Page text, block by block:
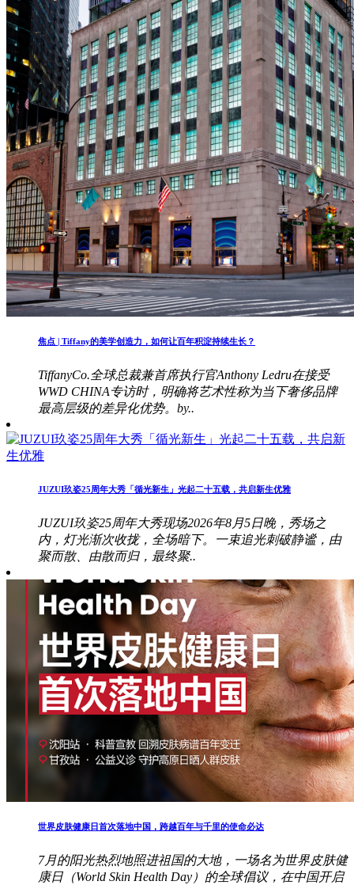
焦点 | Tiffany的美学创造力，如何让百年积淀持续生长？
TiffanyCo.全球总裁兼首席执行官Anthony Ledru在接受
WWD CHINA专访时，明确将艺术性称为当下奢侈品牌
最高层级的差异化优势。by..
JUZUI玖姿25周年大秀「循光新生」光起二十五载，共启新生优雅
JUZUI玖姿25周年大秀现场2026年8月5日晚，秀场之
内，灯光渐次收拢，全场暗下。一束追光刺破静谧，由
聚而散、由散而归，最终聚..
世界皮肤健康日首次落地中国，跨越百年与千里的使命必达
7月的阳光热烈地照进祖国的大地，一场名为世界皮肤健
康日（World Skin Health Day）的全球倡议，在中国开启